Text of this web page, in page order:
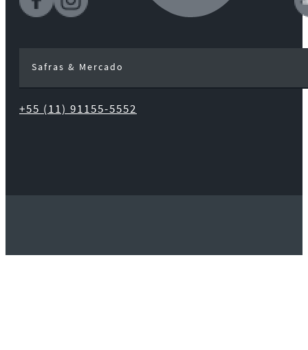
Safras & Mercado
+55 (11) 91155-5552